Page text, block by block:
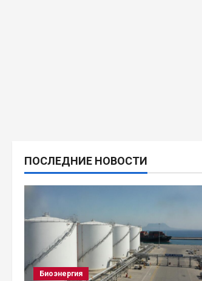
ПОСЛЕДНИЕ НОВОСТИ
Биоэнергия